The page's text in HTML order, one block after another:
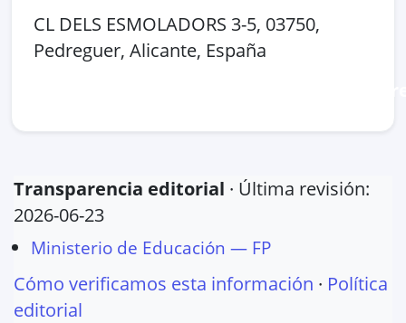
CL DELS ESMOLADORS 3-5, 03750,
Pedreguer, Alicante, España
Transparencia editorial · Última revisión:
2026-06-23
Ministerio de Educación — FP
Cómo verificamos esta información · Política
editorial